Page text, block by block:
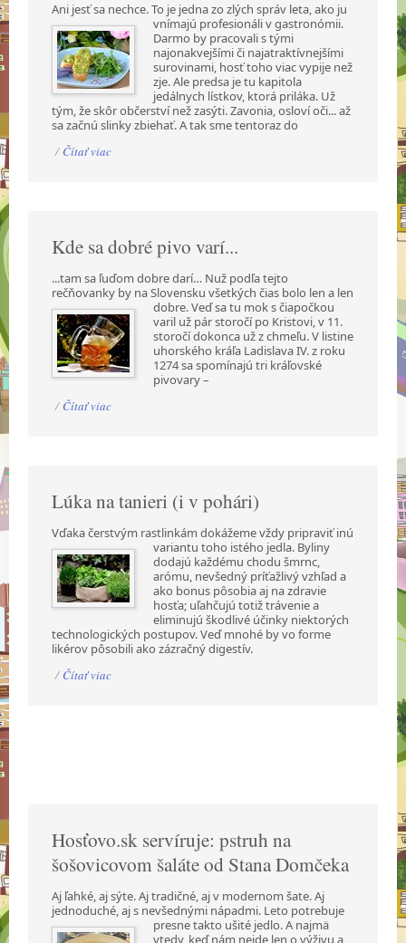
Ani jesť sa nechce. To je jedna zo zlých správ leta, ako ju
vnímajú profesionáli v gastronómii.
Darmo by pracovali s tými
najonakvejšími či najatraktívnejšími
surovinami, hosť toho viac vypije než
zje. Ale predsa je tu kapitola
jedálnych lístkov, ktorá priláka. Už
tým, že skôr občerství než zasýti. Zavonia, osloví oči... až
sa začnú slinky zbiehať. A tak sme tentoraz do
/ Čítať viac
Kde sa dobré pivo varí...
...tam sa ľuďom dobre darí… Nuž podľa tejto
rečňovanky by na Slovensku všetkých čias bolo len a len
dobre. Veď sa tu mok s čiapočkou
varil už pár storočí po Kristovi, v 11.
storočí dokonca už z chmeľu. V listine
uhorského kráľa Ladislava IV. z roku
1274 sa spomínajú tri kráľovské
pivovary –
/ Čítať viac
Lúka na tanieri (i v pohári)
Vďaka čerstvým rastlinkám dokážeme vždy pripraviť inú
variantu toho istého jedla. Byliny
dodajú každému chodu šmrnc,
arómu, nevšedný príťažlivý vzhľad a
ako bonus pôsobia aj na zdravie
hosťa; uľahčujú totiž trávenie a
eliminujú škodlivé účinky niektorých
technologických postupov. Veď mnohé by vo forme
likérov pôsobili ako zázračný digestív.
/ Čítať viac
Hosťovo.sk servíruje: pstruh na
šošovicovom šaláte od Stana Domčeka
Aj ľahké, aj sýte. Aj tradičné, aj v modernom šate. Aj
jednoduché, aj s nevšednými nápadmi. Leto potrebuje
presne takto ušité jedlo. A najmä
vtedy, keď nám nejde len o výživu a